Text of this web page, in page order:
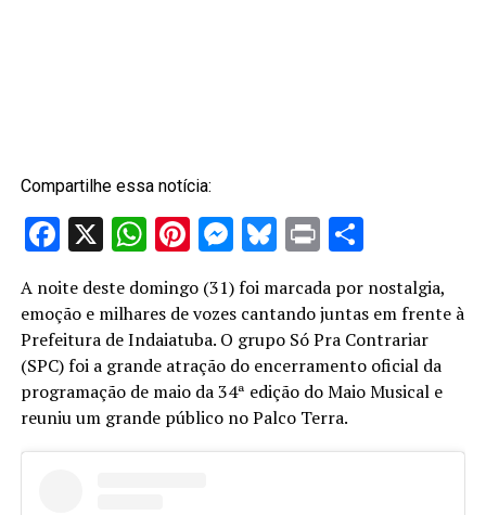
Compartilhe essa notícia:
Facebook
X WhatsApp
Pinterest
Messenger
Bluesky
PrintShare
A noite deste domingo (31) foi marcada por nostalgia,
emoção e milhares de vozes cantando juntas em frente à
Prefeitura de Indaiatuba. O grupo Só Pra Contrariar
(SPC) foi a grande atração do encerramento oficial da
programação de maio da 34ª edição do Maio Musical e
reuniu um grande público no Palco Terra.